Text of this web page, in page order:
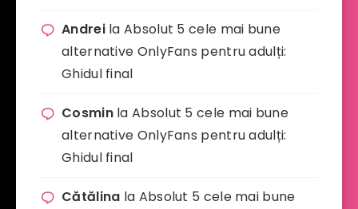
AndreilaAbsolut 5 cele mai bune
alternative OnlyFans pentru adulți:
Ghidul final
CosminlaAbsolut 5 cele mai bune
alternative OnlyFans pentru adulți:
Ghidul final
Cătălina la Absolut 5 cele mai bune